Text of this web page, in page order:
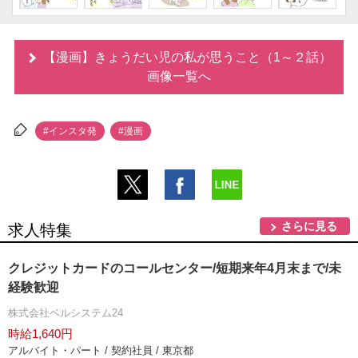
【漫画】きょうだい児の私が思うこと（1～２話）
画像一覧へ
#インスタ発 #漫画
求人特集 さらに見る
クレジットカードのコールセンター/短期来年4月末まで/未
経験歓迎
株式会社ベルシステム24
時給1,640円
アルバイト・パート / 契約社員 / 東京都